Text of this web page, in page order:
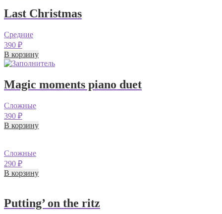
Last Christmas
Средние
390 ₽
В корзину
Magic moments piano duet
Сложные
390 ₽
В корзину
Сложные
290 ₽
В корзину
Putting’ on the ritz